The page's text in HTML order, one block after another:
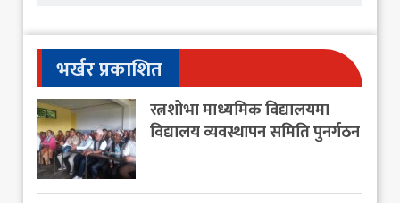
भर्खर प्रकाशित
रत्नशोभा माध्यमिक विद्यालयमा
विद्यालय व्यवस्थापन समिति पुनर्गठन